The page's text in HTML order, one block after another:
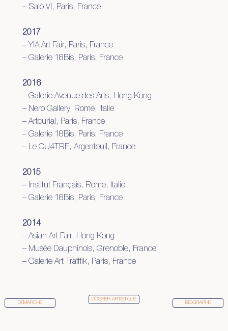
– Salò VI, Paris, France
2017
– YIA Art Fair, Paris, France
– Galerie 18Bis, Paris, France
2016
– Galerie Avenue des Arts, Hong Kong
– Nero Gallery, Rome, Italie
– Artcurial, Paris, France
– Galerie 18Bis, Paris, France
– Le QU4TRE, Argenteuil, France
2015
– Institut Français, Rome, Italie
– Galerie 18Bis, Paris, France
2014
– Asian Art Fair, Hong Kong
– Musée Dauphinois, Grenoble, France
– Galerie Art Trafffik, Paris, France
DOSSIER ARTISTIQUE
BIOGRAPHIE
DÉMARCHE